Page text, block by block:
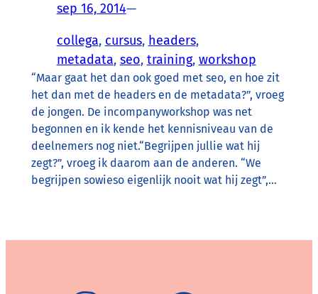
sep 16, 2014—
collega, cursus, headers,
metadata, seo, training, workshop
“Maar gaat het dan ook goed met seo, en hoe zit
het dan met de headers en de metadata?”, vroeg
de jongen. De incompanyworkshop was net
begonnen en ik kende het kennisniveau van de
deelnemers nog niet.“Begrijpen jullie wat hij
zegt?”, vroeg ik daarom aan de anderen. “We
begrijpen sowieso eigenlijk nooit wat hij zegt”,…